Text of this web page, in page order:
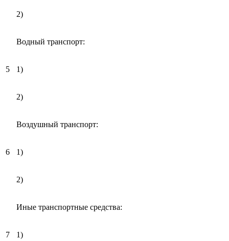
2)
5
Водный транспорт:
1)
2)
6
Воздушный транспорт:
1)
2)
7
Иные транспортные средства:
1)